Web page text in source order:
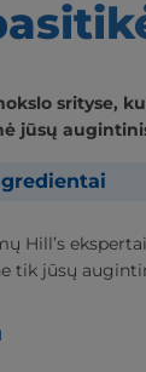
srityse,
jūsų
Hill’s
tik jūsų